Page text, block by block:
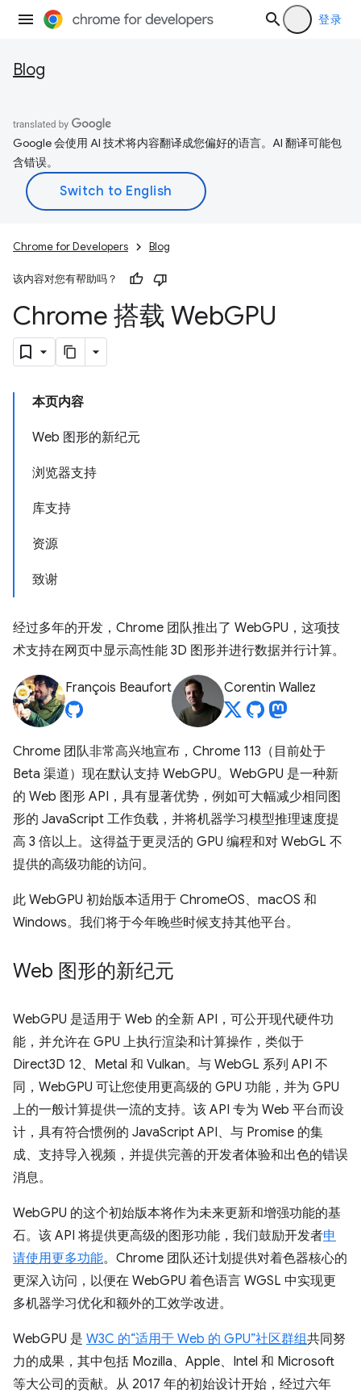
登录
Blog
Google 会使用 AI 技术将内容翻译成您偏好的语言。AI 翻译可能包
含错误。
Chrome for Developers Blog
该内容对您有帮助吗？
Chrome 搭载 WebGPU
本页内容
Web 图形的新纪元
浏览器支持
库支持
资源
致谢
经过多年的开发，Chrome 团队推出了 WebGPU，这项技
术支持在网页中显示高性能 3D 图形并进行数据并行计算。
François Beaufort Corentin Wallez
Chrome 团队非常高兴地宣布，Chrome 113（目前处于
Beta 渠道）现在默认支持 WebGPU。WebGPU 是一种新
的 Web 图形 API，具有显著优势，例如可大幅减少相同图
形的 JavaScript 工作负载，并将机器学习模型推理速度提
高 3 倍以上。这得益于更灵活的 GPU 编程和对 WebGL 不
提供的高级功能的访问。
此 WebGPU 初始版本适用于 ChromeOS、macOS 和
Windows。我们将于今年晚些时候支持其他平台。
Web 图形的新纪元
WebGPU 是适用于 Web 的全新 API，可公开现代硬件功
能，并允许在 GPU 上执行渲染和计算操作，类似于
Direct3D 12、Metal 和 Vulkan。与 WebGL 系列 API 不
同，WebGPU 可让您使用更高级的 GPU 功能，并为 GPU
上的一般计算提供一流的支持。该 API 专为 Web 平台而设
计，具有符合惯例的 JavaScript API、与 Promise 的集
成、支持导入视频，并提供完善的开发者体验和出色的错误
消息。
WebGPU 的这个初始版本将作为未来更新和增强功能的基
石。该 API 将提供更高级的图形功能，我们鼓励开发者申
请使用更多功能。Chrome 团队还计划提供对着色器核心的
更深入访问，以便在 WebGPU 着色语言 WGSL 中实现更
多机器学习优化和额外的工效学改进。
WebGPU 是 W3C 的“适用于 Web 的 GPU”社区群组共同努
力的成果，其中包括 Mozilla、Apple、Intel 和 Microsoft
等大公司的贡献。从 2017 年的初始设计开始，经过六年